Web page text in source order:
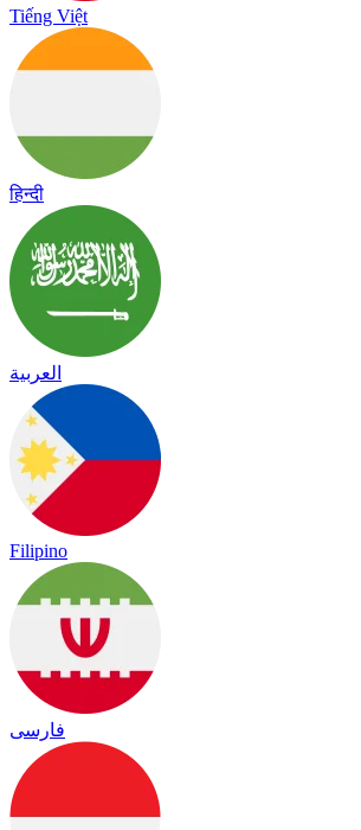
Tiếng Việt
हिन्दी
العربية
Filipino
فارسی